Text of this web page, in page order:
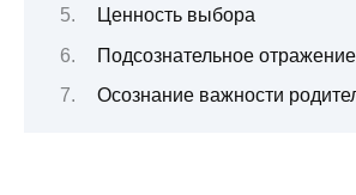
Ценность выбора
Подсознательное отражение
Осознание важности